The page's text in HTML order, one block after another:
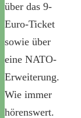
über das 9-
Euro-Ticket
sowie über
eine NATO-
Erweiterung.
Wie immer
hörenswert.